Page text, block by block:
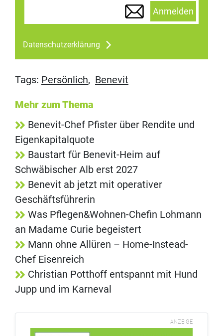
Anmelden
Datenschutzerklärung
Tags: Persönlich, Benevit
Mehr zum Thema
Benevit-Chef Pfister über Rendite und
Eigenkapitalquote
Baustart für Benevit-Heim auf
Schwäbischer Alb erst 2027
Benevit ab jetzt mit operativer
Geschäftsführerin
Was Pflegen&Wohnen-Chefin Lohmann
an Madame Curie begeistert
Mann ohne Allüren – Home-Instead-
Chef Eisenreich
Christian Potthoff entspannt mit Hund
Jupp und im Karneval
ANZEIGE